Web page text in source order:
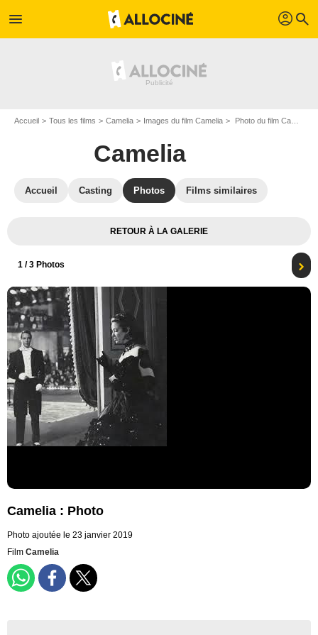
menu profil search
Accueil Tous les films Camelia Images du film Camelia Photo du film Camelia - Photo 1
Camelia
Accueil Casting Photos Films similaires
RETOUR À LA GALERIE
1 / 3 Photos
Camelia : Photo
Photo ajoutée le 23 janvier 2019
Film Camelia